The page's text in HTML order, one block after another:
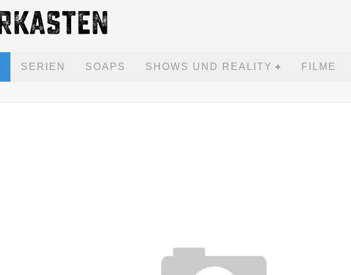
SERIEN SOAPS SHOWS UND REALITY FILME